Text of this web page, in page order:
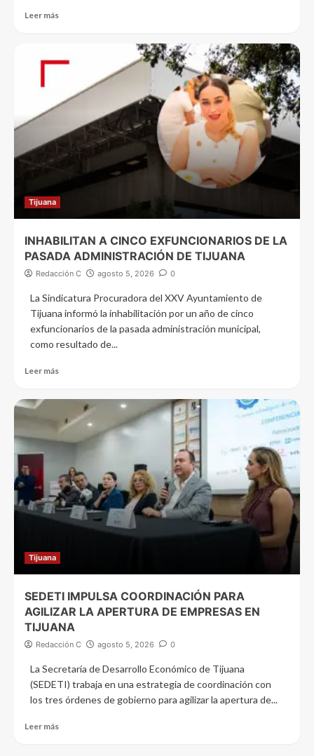
Leer más
Tijuana
INHABILITAN A CINCO EXFUNCIONARIOS DE LA
PASADA ADMINISTRACIÓN DE TIJUANA
Redacción C agosto 5, 2026 0
La Sindicatura Procuradora del XXV Ayuntamiento de
Tijuana informó la inhabilitación por un año de cinco
exfuncionarios de la pasada administración municipal,
como resultado de...
Leer más
Tijuana
SEDETI IMPULSA COORDINACIÓN PARA
AGILIZAR LA APERTURA DE EMPRESAS EN
TIJUANA
Redacción C agosto 5, 2026 0
La Secretaría de Desarrollo Económico de Tijuana
(SEDETI) trabaja en una estrategia de coordinación con
los tres órdenes de gobierno para agilizar la apertura de...
Leer más